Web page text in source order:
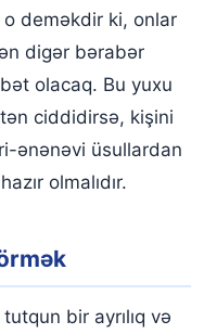
deməkdir ki, onlar
digər bərabər
olacaq. Bu yuxu
ciddidirsə, kişini
ənənəvi üsullardan
olmalıdır.
bir ayrılıq və